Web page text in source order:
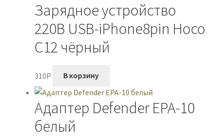
Зарядное устройство
220В USB-iPhone8pin Hoco
C12 чёрный
310P В корзину
Адаптер Defender EPA-10
белый